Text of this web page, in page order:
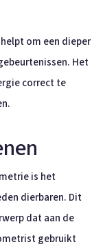
om een dieper
Het
correct te
is het
dierbaren. Dit
dat aan de
gebruikt